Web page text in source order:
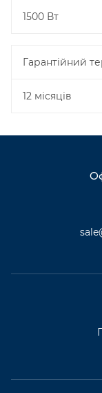
1500 Вт
Гарантійний
12 місяців